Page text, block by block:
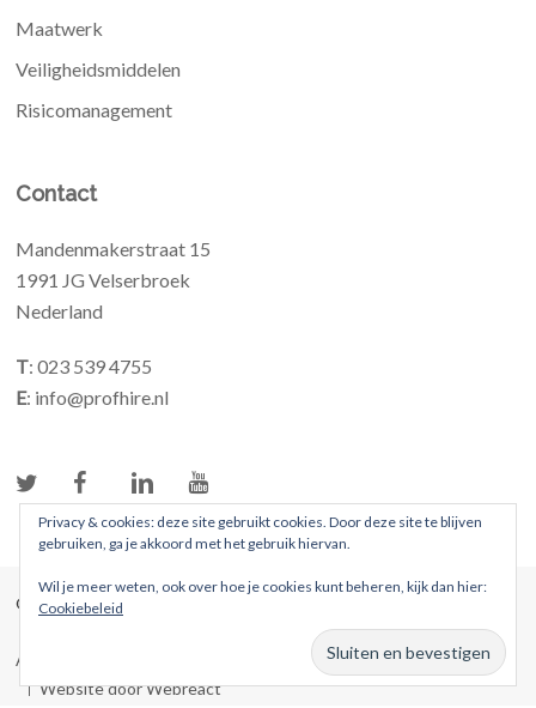
Maatwerk
Veiligheidsmiddelen
Risicomanagement
Contact
Mandenmakerstraat 15
1991 JG Velserbroek
Nederland
T: 023 539 4755
E: info@profhire.nl
© 2026 ProFhire. Alle rechten voorbehouden
Algemene voorwaarden
Privacybeleid
Website door Webreact
Privacy & cookies: deze site gebruikt cookies. Door deze site te blijven
gebruiken, ga je akkoord met het gebruik hiervan.
Wil je meer weten, ook over hoe je cookies kunt beheren, kijk dan hier:
Cookiebeleid